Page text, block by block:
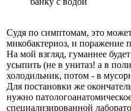
Судя по симптомам, это
микобактериоз, и
На мой взгляд, гуманнее
усыпить (не в унитаз! а в
холодильник, потом - в
Для постановки же
нужно
специализированной